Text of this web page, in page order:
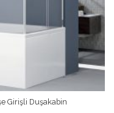
Girişli Duşakabin